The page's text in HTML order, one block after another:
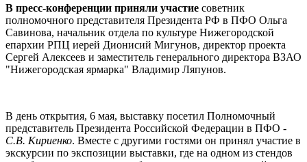
В пресс-конференции приняли участие советник
полномочного представителя Президента РФ в ПФО Ольга
Савинова, начальник отдела по культуре Нижегородской
епархии РПЦ иерей Дионисий Мигунов, директор проекта
Сергей Алексеев и заместитель генерального директора ВЗАО
"Нижегородская ярмарка" Владимир Ляпунов.
В день открытия, 6 мая, выставку посетил Полномочный
представитель Президента Российской Федерации в ПФО -
С.В. Кириенко. Вместе с другими гостями он принял участие в
экскурсии по экспозиции выставки, где на одном из стендов